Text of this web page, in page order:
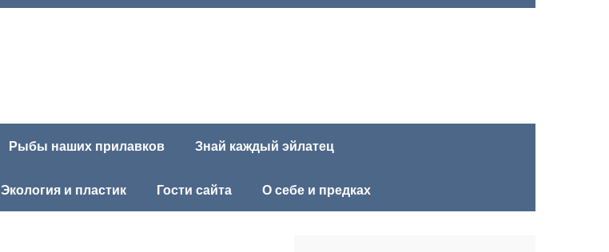
Рыбы наших прилавков Знай каждый эйлатец
Экология и пластик Гости сайта О себе и предках